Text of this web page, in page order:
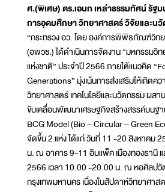
ศ.(พิเศษ) ดร.เอนก เหล่าธรรมทัศน์ รัฐ
การอุดมศึกษา วิทยาศาสตร์ วิจัยและน
“กระทรวง อว. โดย องค์การพิพิธภัณฑ์วิท
(อพวช.) ได้ดำเนินการจัดงาน “มหกรรมวิท
แห่งชาติ” ประจำปี 2566 ภายใต้แนวคิด
Generations” มุ่งเน้นการส่งเสริมให้เกิดค
วิทยาศาสตร์ เทคโนโลยีและนวัตกรรม ผส
ขับเคลื่อนพัฒนาเศรษฐกิจสร้างสรรค์บนฐ
BCG Model (Bio – Circular – Green
จัดขึ้น 2 แห่ง ได้แก่ วันที่ 11 -20 สิงหาคม
น. ณ อาคาร 9-11 อิมแพ็ค เมืองทองธานี
2566 เวลา 10.00 -20.00 น. ณ หอศิลป
กรุงเทพมหานคร เนื่องในสัปดาห์วิทยาศาส